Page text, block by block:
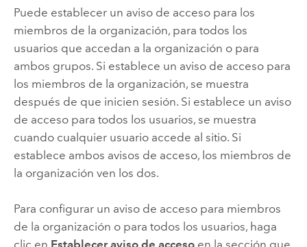
Puede establecer un aviso de acceso para los
miembros de la organización, para todos los
usuarios que accedan a la organización o para
ambos grupos. Si establece un aviso de acceso para
los miembros de la organización, se muestra
después de que inicien sesión. Si establece un aviso
de acceso para todos los usuarios, se muestra
cuando cualquier usuario accede al sitio. Si
establece ambos avisos de acceso, los miembros de
la organización ven los dos.
Para configurar un aviso de acceso para miembros
de la organización o para todos los usuarios, haga